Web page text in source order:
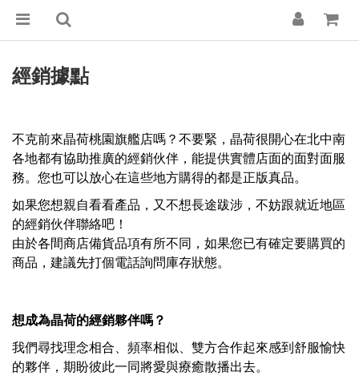
經銷據點
不克前來晶荷桃園旗艦店嗎？不要緊，晶荷很開心在北中南
各地都有協助推廣的經銷伙伴，能提供實體店面的面對面服
務。您也可以放心在這些地方購得的都是正版真品。
如果您想親自看看產品，又不想長途跋涉，不妨跟就近地區
的經銷伙伴聯絡吧！
由於各間商店備貨品項有所不同，如果您已有確定要購買的
商品，建議先打個電話詢問庫存狀態。
想成為晶荷的經銷夥伴嗎？
我們尋找理念相合、頻率相似、雙方合作起來感到舒服愉快
的夥伴，期盼彼此一同將愛與療癒散播出去。